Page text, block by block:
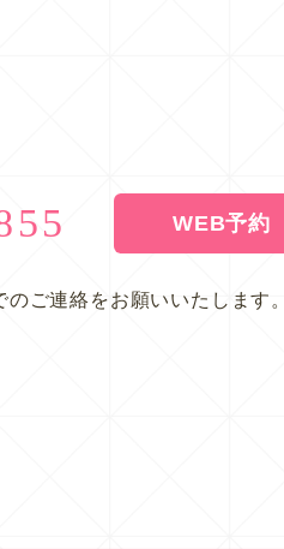
WEB予約
ご連絡をお願いいたします。